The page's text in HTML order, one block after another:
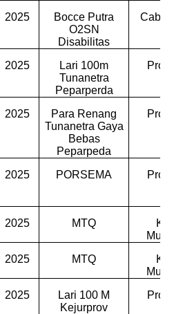
2025
Bocce Putra
O2SN
Disabilitas
2025
Lari 100m
Tunanetra
Peparperda
2025
Para Renang
Tunanetra Gaya
Bebas
Peparpeda
2025 PORSEMA
2025 MTQ
2025 MTQ
2025
Lari 100 M
Kejurprov